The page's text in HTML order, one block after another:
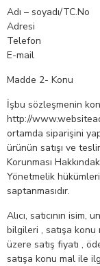
Adı – soyadı/TC.No
Adresi
Telefon
E-mail
Madde 2- Konu
İşbu sözleşmenin
http://
ortamda siparişini
ürünün satışı ve
Korunması
Yönetmelik
saptanmasıdır.
Alıcı, satıcının
bilgileri , satışa
üzere satış fiyatı ,
satışa konu mal ile